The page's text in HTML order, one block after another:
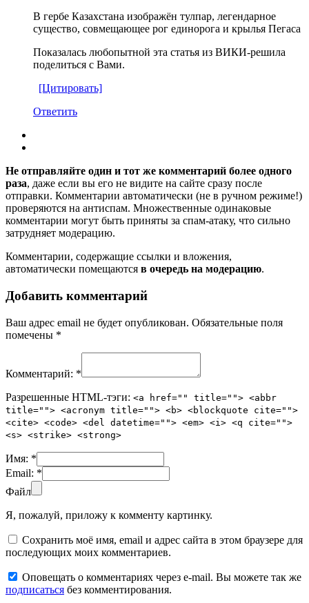
В гербе Казахстана изображён тулпар, легендарное
существо, совмещающее рог единорога и крылья Пегаса
Показалась любопытной эта статья из ВИКИ-решила
поделиться с Вами.
[Цитировать]
Ответить
Не отправляйте один и тот же комментарий более одного
раза, даже если вы его не видите на сайте сразу после
отправки. Комментарии автоматически (не в ручном режиме!)
проверяются на антиспам. Множественные одинаковые
комментарии могут быть приняты за спам-атаку, что сильно
затрудняет модерацию.
Комментарии, содержащие ссылки и вложения,
автоматически помещаются в очередь на модерацию.
Добавить комментарий
Ваш адрес email не будет опубликован. Обязательные поля
помечены *
Комментарий: *
Разрешенные HTML-тэги: <a href="" title=""> <abbr
title=""> <acronym title=""> <b> <blockquote cite="">
<cite> <code> <del datetime=""> <em> <i> <q cite="">
<s> <strike> <strong>
Имя: *
Email: *
Файл
Я, пожалуй, приложу к комменту картинку.
Сохранить моё имя, email и адрес сайта в этом браузере для
последующих моих комментариев.
Оповещать о комментариях через e-mail. Вы можете так же
подписаться без комментирования.